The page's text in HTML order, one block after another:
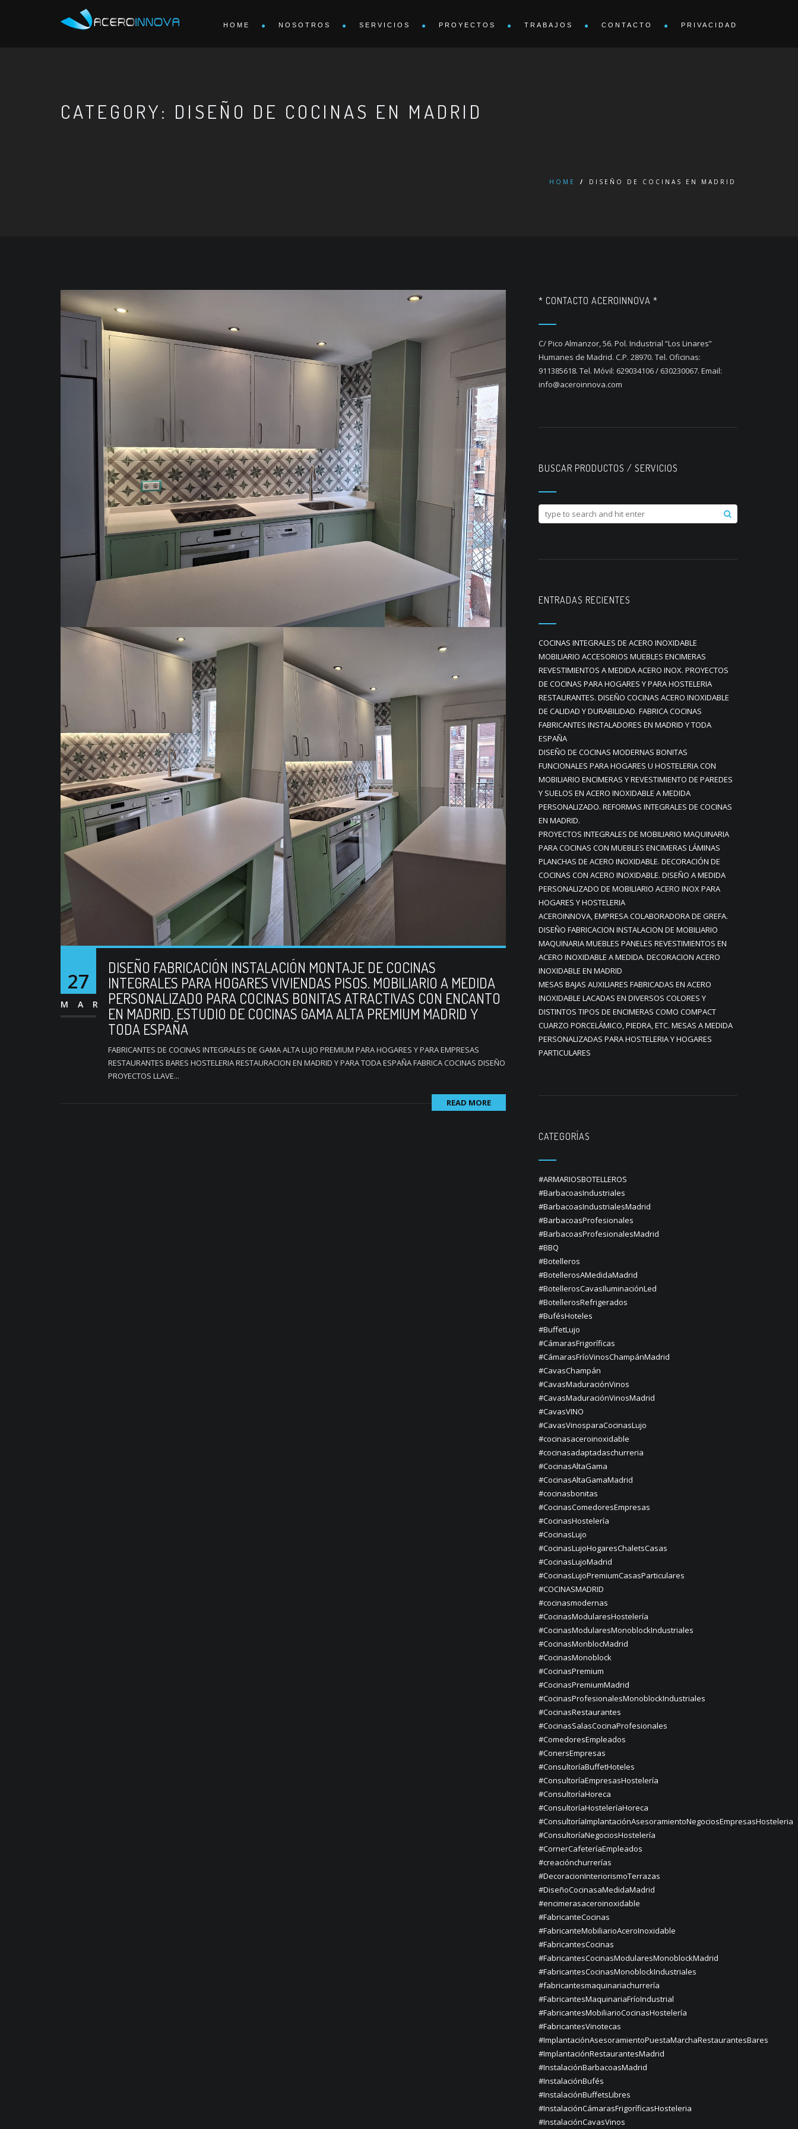
HOME NOSOTROS SERVICIOS PROYECTOS TRABAJOS CONTACTO PRIVACIDAD
CATEGORY: DISEÑO DE COCINAS EN MADRID
HOME / DISEÑO DE COCINAS EN MADRID
27
MAR
DISEÑO FABRICACIÓN INSTALACIÓN MONTAJE DE COCINAS
INTEGRALES PARA HOGARES VIVIENDAS PISOS. MOBILIARIO A MEDIDA
PERSONALIZADO PARA COCINAS BONITAS ATRACTIVAS CON ENCANTO
EN MADRID. ESTUDIO DE COCINAS GAMA ALTA PREMIUM MADRID Y
TODA ESPAÑA
FABRICANTES DE COCINAS INTEGRALES DE GAMA ALTA LUJO PREMIUM PARA HOGARES Y PARA EMPRESAS
RESTAURANTES BARES HOSTELERIA RESTAURACION EN MADRID Y PARA TODA ESPAÑA FABRICA COCINAS DISEÑO
PROYECTOS LLAVE...
READ MORE
* CONTACTO ACEROINNOVA *
C/ Pico Almanzor, 56. Pol. Industrial “Los Linares”
Humanes de Madrid. C.P. 28970. Tel. Oficinas:
911385618. Tel. Móvil: 629034106 / 630230067. Email:
info@aceroinnova.com
BUSCAR PRODUCTOS / SERVICIOS
ENTRADAS RECIENTES
COCINAS INTEGRALES DE ACERO INOXIDABLE
MOBILIARIO ACCESORIOS MUEBLES ENCIMERAS
REVESTIMIENTOS A MEDIDA ACERO INOX. PROYECTOS
DE COCINAS PARA HOGARES Y PARA HOSTELERIA
RESTAURANTES. DISEÑO COCINAS ACERO INOXIDABLE
DE CALIDAD Y DURABILIDAD. FABRICA COCINAS
FABRICANTES INSTALADORES EN MADRID Y TODA
ESPAÑA
DISEÑO DE COCINAS MODERNAS BONITAS
FUNCIONALES PARA HOGARES U HOSTELERIA CON
MOBILIARIO ENCIMERAS Y REVESTIMIENTO DE PAREDES
Y SUELOS EN ACERO INOXIDABLE A MEDIDA
PERSONALIZADO. REFORMAS INTEGRALES DE COCINAS
EN MADRID.
PROYECTOS INTEGRALES DE MOBILIARIO MAQUINARIA
PARA COCINAS CON MUEBLES ENCIMERAS LÁMINAS
PLANCHAS DE ACERO INOXIDABLE. DECORACIÓN DE
COCINAS CON ACERO INOXIDABLE. DISEÑO A MEDIDA
PERSONALIZADO DE MOBILIARIO ACERO INOX PARA
HOGARES Y HOSTELERIA
ACEROINNOVA, EMPRESA COLABORADORA DE GREFA.
DISEÑO FABRICACION INSTALACION DE MOBILIARIO
MAQUINARIA MUEBLES PANELES REVESTIMIENTOS EN
ACERO INOXIDABLE A MEDIDA. DECORACION ACERO
INOXIDABLE EN MADRID
MESAS BAJAS AUXILIARES FABRICADAS EN ACERO
INOXIDABLE LACADAS EN DIVERSOS COLORES Y
DISTINTOS TIPOS DE ENCIMERAS COMO COMPACT
CUARZO PORCELÁMICO, PIEDRA, ETC. MESAS A MEDIDA
PERSONALIZADAS PARA HOSTELERIA Y HOGARES
PARTICULARES
CATEGORÍAS
#ARMARIOSBOTELLEROS
#BarbacoasIndustriales
#BarbacoasIndustrialesMadrid
#BarbacoasProfesionales
#BarbacoasProfesionalesMadrid
#BBQ
#Botelleros
#BotellerosAMedidaMadrid
#BotellerosCavasIluminaciónLed
#BotellerosRefrigerados
#BufésHoteles
#BuffetLujo
#CámarasFrigoríficas
#CámarasFríoVinosChampánMadrid
#CavasChampán
#CavasMaduraciónVinos
#CavasMaduraciónVinosMadrid
#CavasVINO
#CavasVinosparaCocinasLujo
#cocinasaceroinoxidable
#cocinasadaptadaschurreria
#CocinasAltaGama
#CocinasAltaGamaMadrid
#cocinasbonitas
#CocinasComedoresEmpresas
#CocinasHostelería
#CocinasLujo
#CocinasLujoHogaresChaletsCasas
#CocinasLujoMadrid
#CocinasLujoPremiumCasasParticulares
#COCINASMADRID
#cocinasmodernas
#CocinasModularesHostelería
#CocinasModularesMonoblockIndustriales
#CocinasMonblocMadrid
#CocinasMonoblock
#CocinasPremium
#CocinasPremiumMadrid
#CocinasProfesionalesMonoblockIndustriales
#CocinasRestaurantes
#CocinasSalasCocinaProfesionales
#ComedoresEmpleados
#ConersEmpresas
#ConsultoríaBuffetHoteles
#ConsultoríaEmpresasHostelería
#ConsultoríaHoreca
#ConsultoríaHosteleríaHoreca
#ConsultoríaImplantaciónAsesoramientoNegociosEmpresasHosteleria
#ConsultoríaNegociosHostelería
#CornerCafeteríaEmpleados
#creaciónchurrerías
#DecoracionInteriorismoTerrazas
#DiseñoCocinasaMedidaMadrid
#encimerasaceroinoxidable
#FabricanteCocinas
#FabricanteMobiliarioAceroInoxidable
#FabricantesCocinas
#FabricantesCocinasModularesMonoblockMadrid
#FabricantesCocinasMonoblockIndustriales
#fabricantesmaquinariachurrería
#FabricantesMaquinariaFríoIndustrial
#FabricantesMobiliarioCocinasHostelería
#FabricantesVinotecas
#ImplantaciónAsesoramientoPuestaMarchaRestaurantesBares
#ImplantaciónRestaurantesMadrid
#InstalaciónBarbacoasMadrid
#InstalaciónBufés
#InstalaciónBuffetsLibres
#InstalaciónCámarasFrigoríficasHosteleria
#InstalaciónCavasVinos